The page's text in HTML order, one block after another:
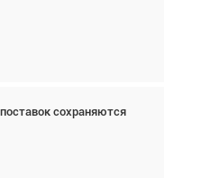
сохраняются
Кох: «Фотография
всё портит»
трафик